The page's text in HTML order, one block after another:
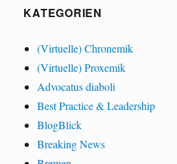
KATEGORIEN
(Virtuelle) Chronemik
(Virtuelle) Proxemik
Advocatus diaboli
Best Practice & Leadership
BlogBlick
Breaking News